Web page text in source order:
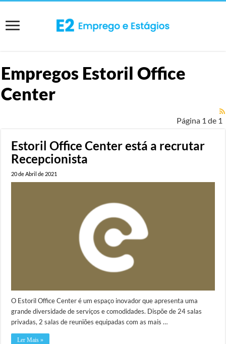
Empregos Estoril Office
Center
Página 1 de 1
Estoril Office Center está a recrutar
Recepcionista
20 de Abril de 2021
O Estoril Office Center é um espaço inovador que apresenta uma
grande diversidade de serviços e comodidades. Dispõe de 24 salas
privadas, 2 salas de reuniões equipadas com as mais …
Ler Mais »